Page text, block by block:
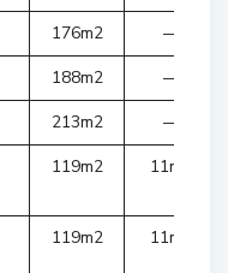
176m2 —
188m2 —
213m2 —
119m2 11m2
119m2 11m2